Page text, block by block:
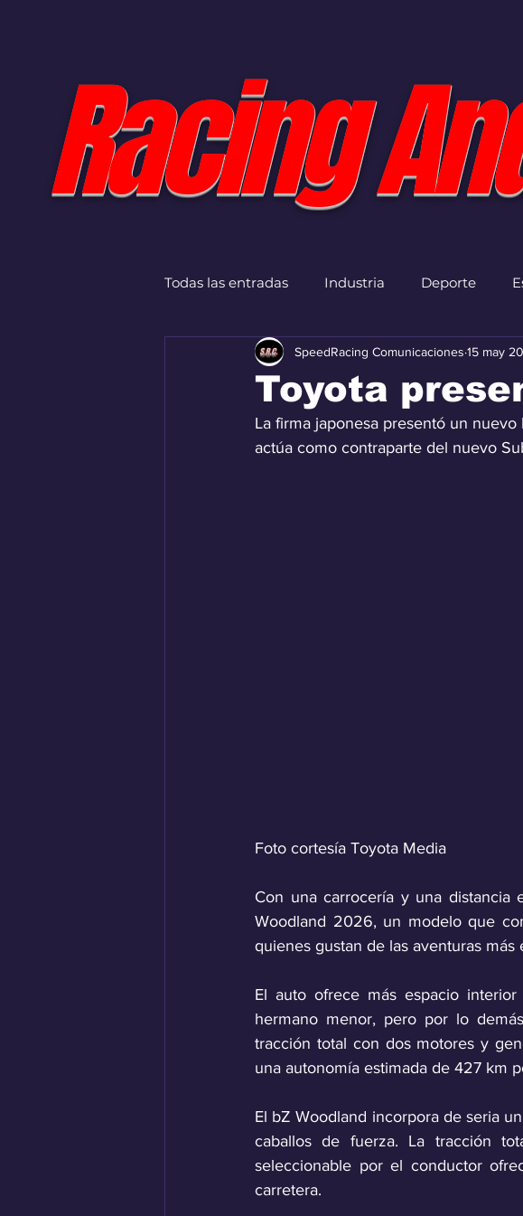
Racing
Todas las entradas Industria Deporte
Toyota
SpeedRacing Comunicaciones 15 may
La firma japonesa presentó un
actúa como contraparte del nuevo
Foto cortesía Toyota Media
Con una carrocería y una distancia
Woodland 2026, un modelo que
quienes gustan de las aventuras más
El auto ofrece más espacio
hermano menor, pero por lo
tracción total con dos motores y
una autonomía estimada de 427 km
El bZ Woodland incorpora de seria
caballos de fuerza. La tracción
seleccionable por el conductor
carretera.